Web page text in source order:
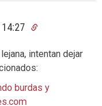
intentan dejar
burdas y